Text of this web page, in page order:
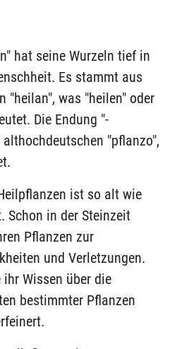
hat seine Wurzeln tief in
Es stammt aus
"heilan", was "heilen" oder
Die Endung "-
"pflanzo",
ist so alt wie
Schon in der Steinzeit
Pflanzen zur
und Verletzungen.
Wissen über die
bestimmter Pflanzen